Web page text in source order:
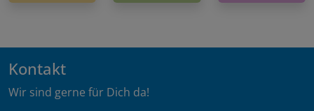
Kontakt
Wir sind gerne für Dich da!